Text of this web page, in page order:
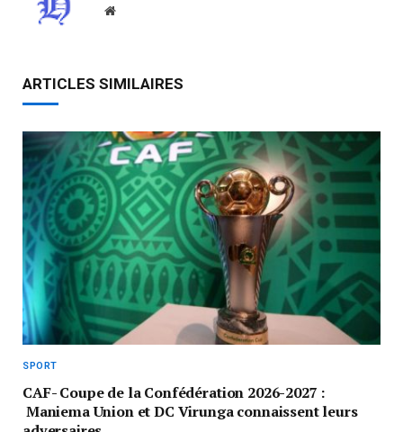
Website
ARTICLES SIMILAIRES
SPORT
CAF- Coupe de la Confédération 2026-2027 :
Maniema Union et DC Virunga connaissent leurs